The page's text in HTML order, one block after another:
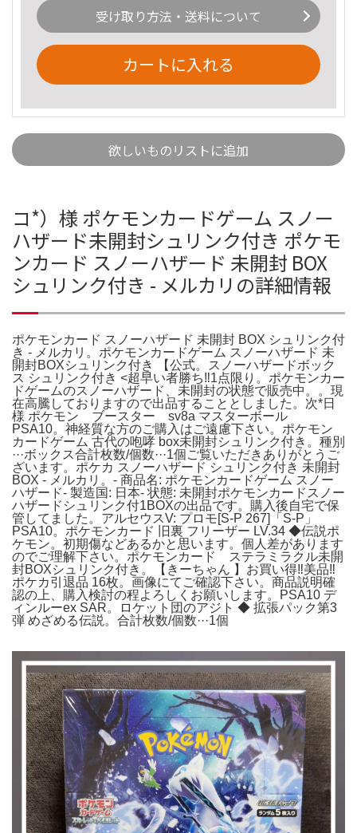
受け取り方法・送料について
カートに入れる
欲しいものリストに追加
コ*）様 ポケモンカードゲーム スノー
ハザード未開封シュリンク付き ポケモ
ンカード スノーハザード 未開封 BOX
シュリンク付き - メルカリの詳細情報
ポケモンカード スノーハザード 未開封 BOX シュリンク付
き - メルカリ。ポケモンカードゲーム スノーハザード 未
開封BOXシュリンク付き 【公式。スノーハザードボック
ス シュリンク付き <超早い者勝ち‼️1点限り。ポケモンカー
ドゲームのスノーハザード、未開封の状態で販売中。。現
在高騰しておりますので出品することとしました。次*日
様 ポケモン ブースター sv8a マスターボール
PSA10。神経質な方のご購入はご遠慮下さい。ポケモン
カードゲーム 古代の咆哮 box未開封シュリンク付き。種別
···ボックス合計枚数/個数···1個ご覧いただきありがとうご
ざいます。ポケカ スノーハザード シュリンク付き 未開封
BOX - メルカリ。- 商品名: ポケモンカードゲーム スノー
ハザード- 製造国: 日本- 状態: 未開封ポケモンカードスノー
ハザードシュリンク付1BOXの出品です。購入後自宅で保
管してました。アルセウスV: プロモ[S-P 267]「S-P」
PSA10。ポケモンカード 旧裏 フリーザー LV.34 ◆伝説ポ
ケモン。初期傷などあるかと思います。個人差があります
のでご理解下さい。ポケモンカード ステラミラクル未開
封BOXシュリンク付き。【きーちゃん 】お買い得‼︎美品‼︎
ポケカ引退品 16枚。画像にてご確認下さい。商品説明確
認の上、購入検討の程よろしくお願いします。PSA10 デ
ィンルーex SAR。ロケット団のアジト ◆ 拡張パック第3
弾 めざめる伝説。合計枚数/個数···1個